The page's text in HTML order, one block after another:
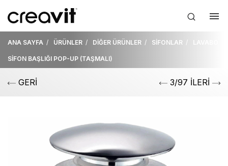
ANA SAYFA ÜRÜNLER DİĞER ÜRÜNLER SİFONLAR LAVABO
SİFON BAŞLIĞI POP-UP (TAŞMALI)
GERİ 3/97 İLERİ